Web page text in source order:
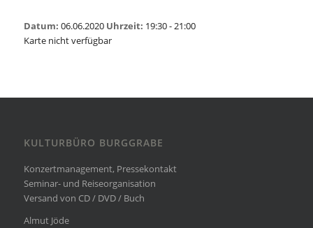
Datum: 06.06.2020 Uhrzeit: 19:30 - 21:00
Karte nicht verfügbar
KULTURBÜRO BURGGRABE
Konzertmanagement, Pressekontakt
Seminar- und Reiseorganisation
Versand von CD / DVD / Buch
Almut Jöde